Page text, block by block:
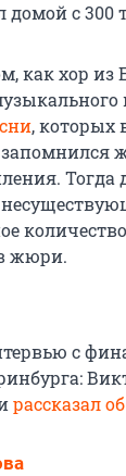
домой с
как хор из
, которых
Тогда
жюри.
с
рассказал